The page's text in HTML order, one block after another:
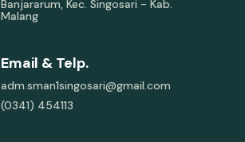
Banjararum, Kec. Singosari - Kab.
Malang
Email & Telp.
adm.sman1singosari@gmail.com
(0341) 454113